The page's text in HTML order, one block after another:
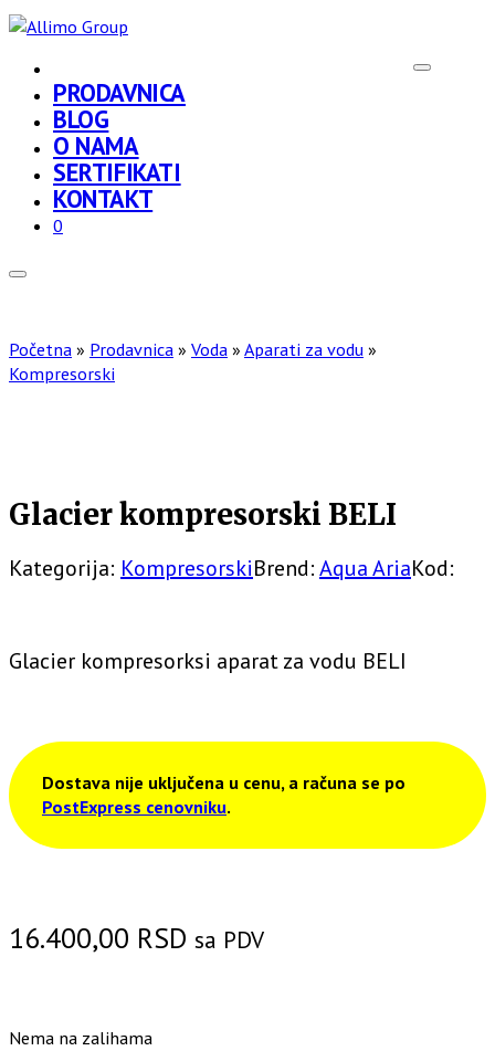
PRODAVNICA
BLOG
O NAMA
SERTIFIKATI
KONTAKT
0
Početna » Prodavnica » Voda » Aparati za vodu »
Kompresorski
Glacier kompresorski BELI
Kategorija: KompresorskiBrend:Aqua AriaKod:
Glacier kompresorksi aparat za vodu BELI
Dostava nije uključena u cenu, a računa se po
PostExpress cenovniku.
16.400,00 RSD sa PDV
Nema na zalihama